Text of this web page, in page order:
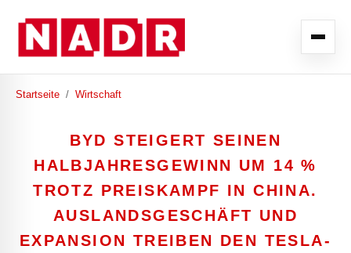
Startseite / Wirtschaft
BYD STEIGERT SEINEN
HALBJAHRESGEWINN UM 14 %
TROTZ PREISKAMPF IN CHINA.
AUSLANDSGESCHÄFT UND
EXPANSION TREIBEN DEN TESLA-